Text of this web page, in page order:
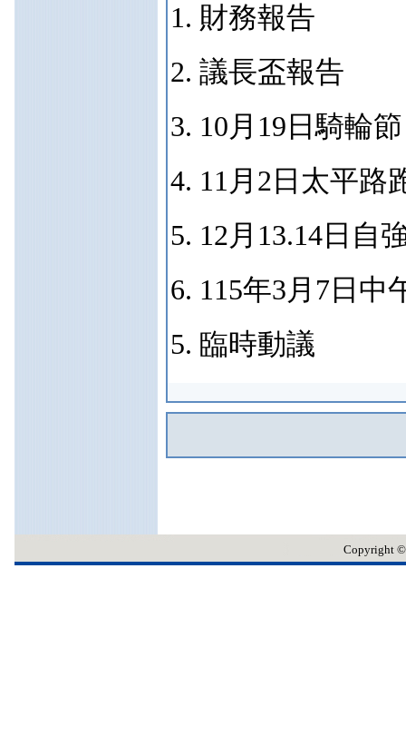
1. 財務報告
2. 議長盃報告
3. 10月19日騎輪節
4. 11月2日太平路
5. 12月13.14日自
6. 115年3月7日中
5. 臨時動議
Copyright